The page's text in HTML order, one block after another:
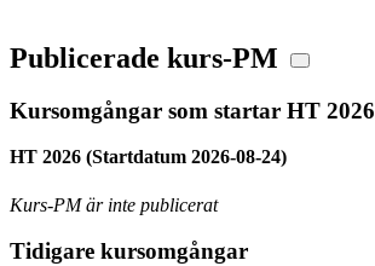
Publicerade kurs-PM
Kursomgångar som startar HT 2026
HT 2026 (Startdatum 2026-08-24)
Kurs-PM är inte publicerat
Tidigare kursomgångar